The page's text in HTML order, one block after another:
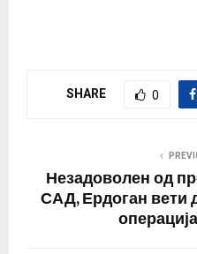
Во написите за
влијание врз иднината
на Договорот од
SHARE 0
Незадоволен од
САД, Ердоган вети